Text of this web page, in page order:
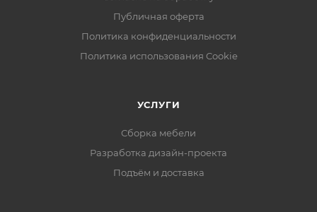
человек ищет в окружающем его мире.
Публичная оферта
Политика конфиденциальности
Политика использования Cookie
УСЛУГИ
Сборка мебели
Разработка дизайн-проекта
Подъём и доставка